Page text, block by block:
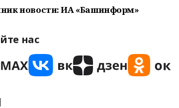
новости: ИА «Башинформ»
нас